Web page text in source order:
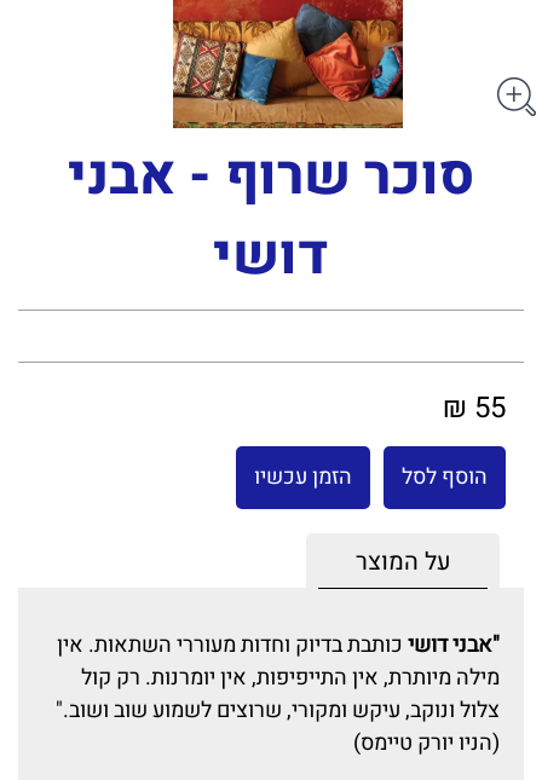
סוכר שרוף - אבני
דושי
55 ₪
הוסף לסל הזמן עכשיו
על המוצר
"אבני דושי כותבת בדיוק וחדות מעוררי השתאות. אין
מילה מיותרת, אין התייפיפות, אין יומרנות. רק קול
צלול ונוקב, עיקש ומקורי, שרוצים לשמוע שוב ושוב."
(הניו יורק טיימס)